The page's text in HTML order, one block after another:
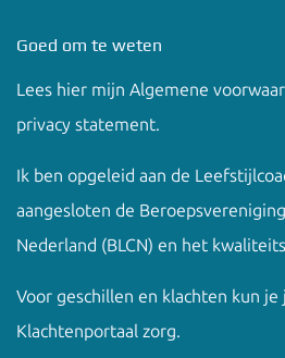
Goed om te weten
Lees hier mijn Algemene
privacy statement.
Ik ben opgeleid aan de
aangesloten de
Nederland (BLCN) en het
Voor geschillen en klachten kun
Klachtenportaal zorg.